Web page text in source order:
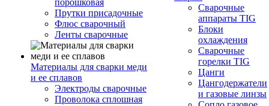
порошковая
Прутки присадочные
Флюс сварочный
Ленты сварочные
Материалы для сварки меди
и ее сплавов
Электроды сварочные
Проволока сплошная
Сварочные
аппараты TIG
Блоки
охлаждения
Сварочные
горелки TIG
Цанги
Цангодержатели
и газовые линзы